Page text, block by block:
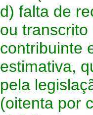
d) falta de
ou
contribuinte
estimativa,
pela
(oitenta por